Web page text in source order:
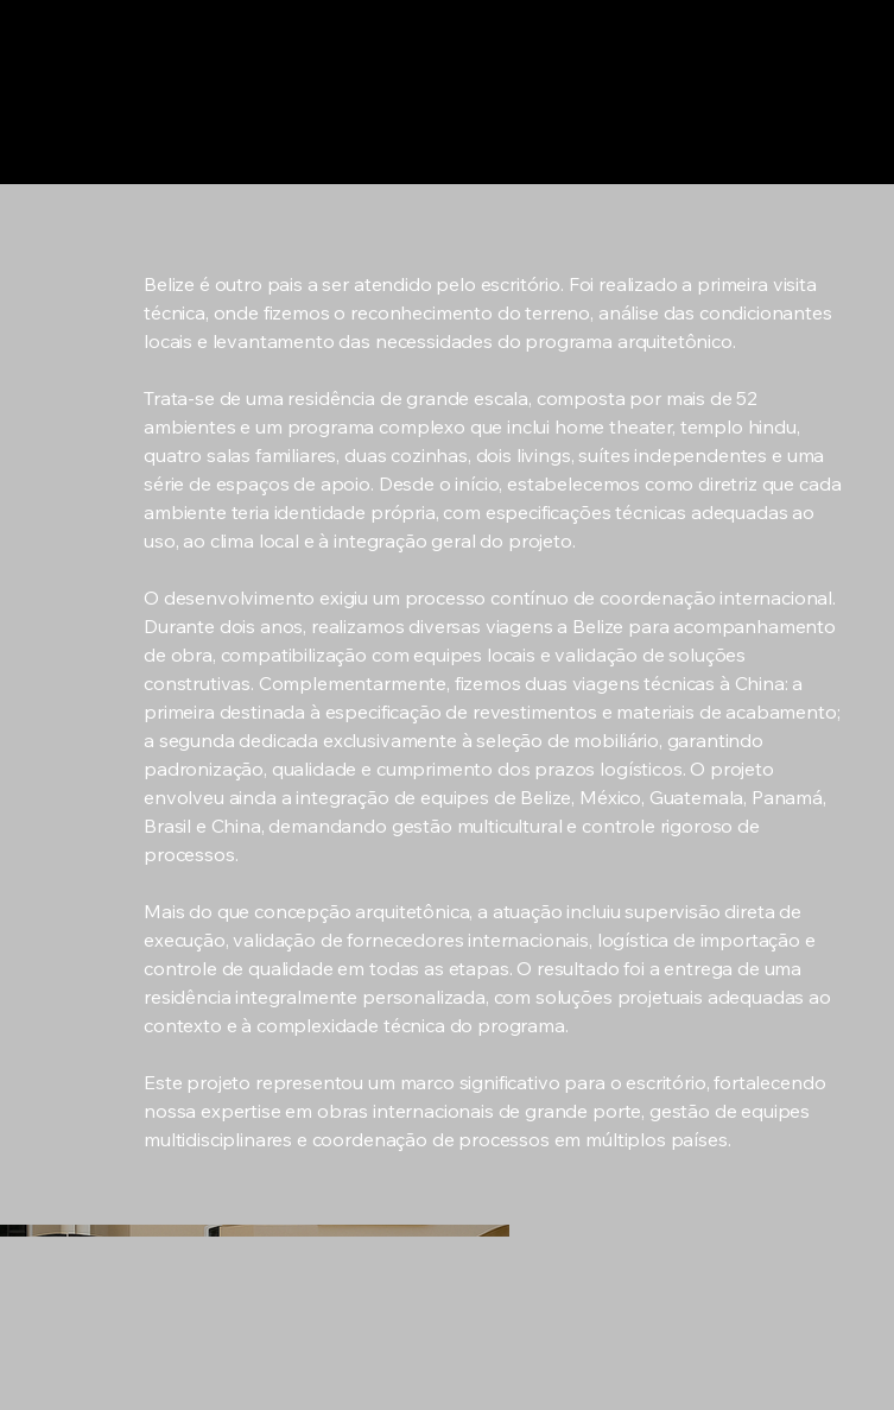
Belize é outro pais a ser atendido pelo escritório. Foi realizado a primeira visita
técnica, onde fizemos o reconhecimento do terreno, análise das condicionantes
locais e levantamento das necessidades do programa arquitetônico.
Trata-se de uma residência de grande escala, composta por mais de 52
ambientes e um programa complexo que inclui home theater, templo hindu,
quatro salas familiares, duas cozinhas, dois livings, suítes independentes e uma
série de espaços de apoio. Desde o início, estabelecemos como diretriz que cada
ambiente teria identidade própria, com especificações técnicas adequadas ao
uso, ao clima local e à integração geral do projeto.
O desenvolvimento exigiu um processo contínuo de coordenação internacional.
Durante dois anos, realizamos diversas viagens a Belize para acompanhamento
de obra, compatibilização com equipes locais e validação de soluções
construtivas. Complementarmente, fizemos duas viagens técnicas à China: a
primeira destinada à especificação de revestimentos e materiais de acabamento;
a segunda dedicada exclusivamente à seleção de mobiliário, garantindo
padronização, qualidade e cumprimento dos prazos logísticos. O projeto
envolveu ainda a integração de equipes de Belize, México, Guatemala, Panamá,
Brasil e China, demandando gestão multicultural e controle rigoroso de
processos.
Mais do que concepção arquitetônica, a atuação incluiu supervisão direta de
execução, validação de fornecedores internacionais, logística de importação e
controle de qualidade em todas as etapas. O resultado foi a entrega de uma
residência integralmente personalizada, com soluções projetuais adequadas ao
contexto e à complexidade técnica do programa.
Este projeto representou um marco significativo para o escritório, fortalecendo
nossa expertise em obras internacionais de grande porte, gestão de equipes
multidisciplinares e coordenação de processos em múltiplos países.